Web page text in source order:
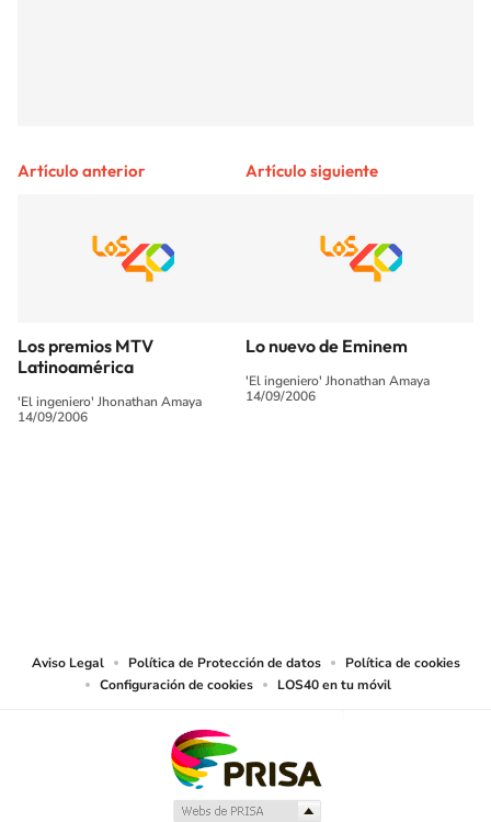
Artículo anterior
Los premios MTV
Latinoamérica
'El ingeniero' Jhonathan Amaya
14/09/2006
Artículo siguiente
Lo nuevo de Eminem
'El ingeniero' Jhonathan Amaya
14/09/2006
Aviso Legal Política de Protección de datos
Política de cookies
Configuración de cookies
LOS40 en tu móvil